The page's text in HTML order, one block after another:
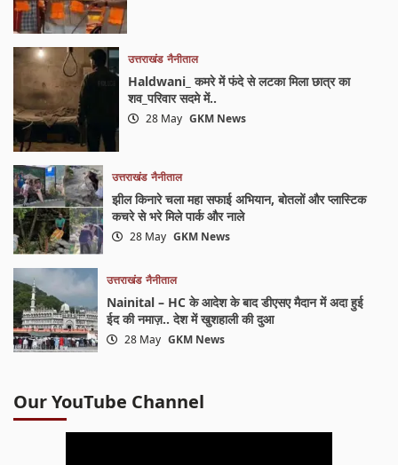
उत्तराखंड नैनीताल
Haldwani_ कमरे में फंदे से लटका मिला छात्र का
शव_परिवार सदमे में..
28 May GKM News
उत्तराखंड नैनीताल
झील किनारे चला महा सफाई अभियान, बोतलों और प्लास्टिक
कचरे से भरे मिले पार्क और नाले
28 May GKM News
उत्तराखंड नैनीताल
Nainital – HC के आदेश के बाद डीएसए मैदान में अदा हुई
ईद की नमाज़.. देश में खुशहाली की दुआ
28 May GKM News
Our YouTube Channel